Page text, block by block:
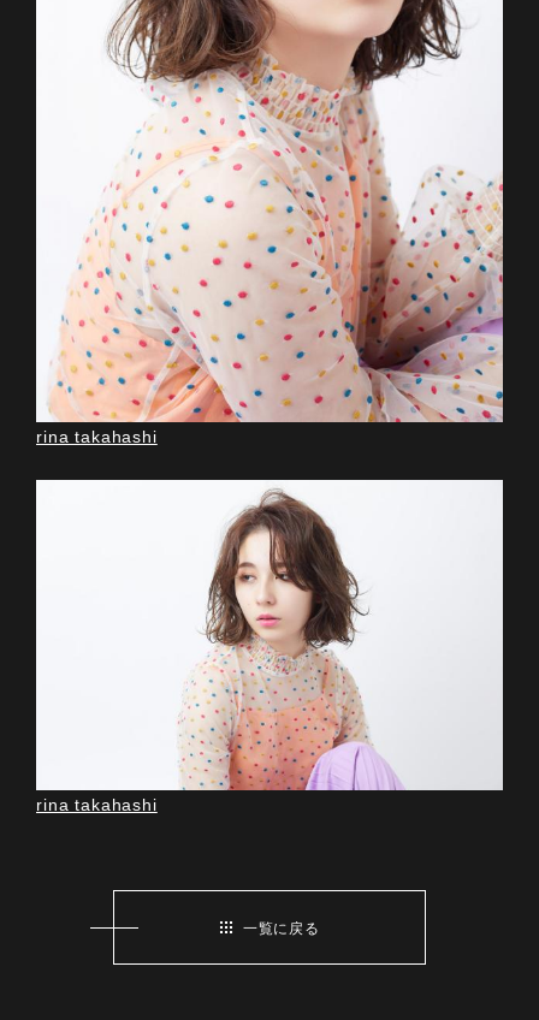
rina takahashi
rina takahashi
一覧に戻る